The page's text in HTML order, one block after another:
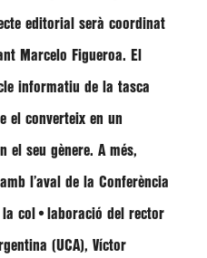
editorial serà coordinat
Marcelo Figueroa. El
informatiu de la tasca
el converteix en un
el seu gènere. A més,
l’aval de la Conferència
la col•laboració del rector
(UCA), Víctor